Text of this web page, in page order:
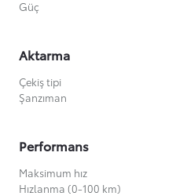
Güç
Aktarma
Çekiş tipi
Şanzıman
Performans
Maksimum hız
Hızlanma (0-100 km)